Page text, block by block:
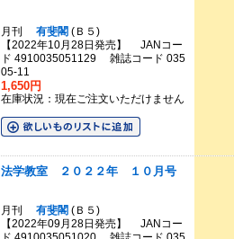
月刊 有斐閣 (Ｂ５)
【2022年10月28日発売】 JANコー
ド 4910035051129 雑誌コード 035
05-11
1,650円
在庫状況：現在ご注文いただけません
法学教室 ２０２２年 １０月号
月刊 有斐閣 (Ｂ５)
【2022年09月28日発売】 JANコー